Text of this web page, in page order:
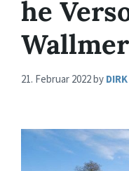
he
21. Februar 2022by